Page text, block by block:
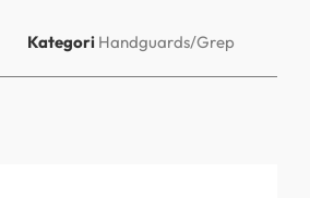
Kategori Handguards/Grep